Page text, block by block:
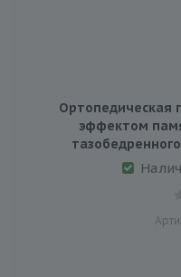
Ортопедическая
эффектом